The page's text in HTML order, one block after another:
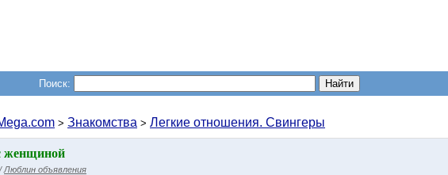
Поиск:
> Знакомства > Легкие отношения. Свингеры
женщиной
/Люблин объявления